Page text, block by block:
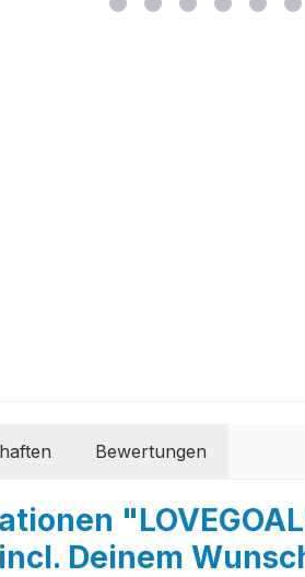
Bewertungen
Deinem